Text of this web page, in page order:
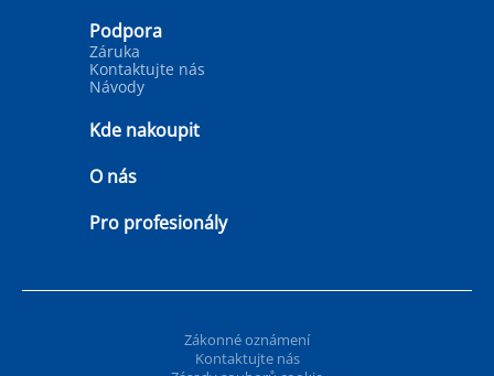
Podpora
Záruka
Kontaktujte nás
Návody
Kde nakoupit
O nás
Pro profesionály
Zákonné oznámení
Kontaktujte nás